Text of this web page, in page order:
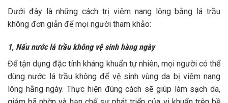
Dưới đây là những cách trị viêm nang lông bằng lá trầu
không đơn giản để mọi người tham khảo:
1, Nấu nước lá trầu không vệ sinh hàng ngày
Để tận dụng đặc tính kháng khuẩn tự nhiên, mọi người có thể
dùng nước lá trầu không để vệ sinh vùng da bị viêm nang
lông hằng ngày. Thực hiện đúng cách sẽ giúp làm sạch da,